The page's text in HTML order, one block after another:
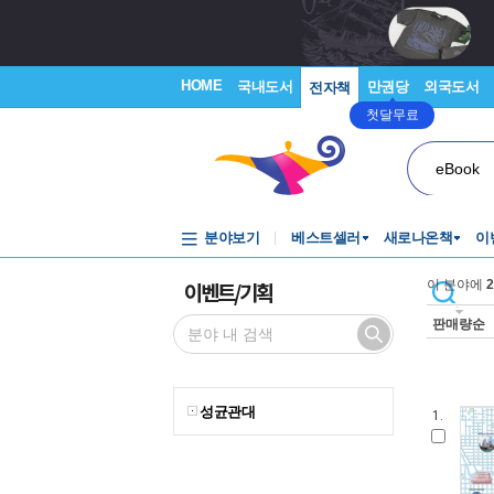
HOME 국내도서 전자책 만권당
첫달무료
외국도서
eBook
분야보기 베스트셀러 새로나온책 이
이벤트/기획
성균관대
이 분야에
판매량순
1.